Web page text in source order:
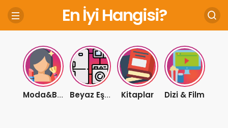
En İyi Hangisi?
Moda&Bakım Beyaz Eşya Kitaplar Dizi & Film